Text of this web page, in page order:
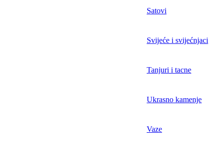
Satovi
Svijeće i svijećnjaci
Tanjuri i tacne
Ukrasno kamenje
Vaze